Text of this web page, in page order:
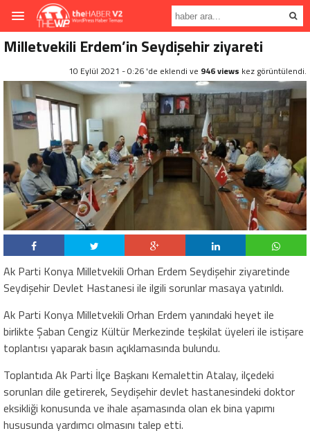
Milletvekili Erdem’in Seydişehir ziyareti
10 Eylül 2021 - 0:26 'de eklendi ve 946 views kez görüntülendi.
Ak Parti Konya Milletvekili Orhan Erdem Seydişehir ziyaretinde
Seydişehir Devlet Hastanesi ile ilgili sorunlar masaya yatırıldı.
Ak Parti Konya Milletvekili Orhan Erdem yanındaki heyet ile
birlikte Şaban Cengiz Kültür Merkezinde teşkilat üyeleri ile istişare
toplantısı yaparak basın açıklamasında bulundu.
Toplantıda Ak Parti İlçe Başkanı Kemalettin Atalay, ilçedeki
sorunları dile getirerek, Seydişehir devlet hastanesindeki doktor
eksikliği konusunda ve ihale aşamasında olan ek bina yapımı
hususunda yardımcı olmasını talep etti.